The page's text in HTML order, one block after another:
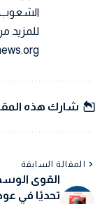
الشعوب.
للمزيد
شارك هذه
المقالة السابقة
القوى
تحديًا في